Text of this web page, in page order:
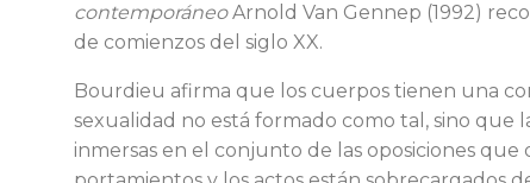
contemporáneoArnold Van Gennep (1992)
de co­mienzos del siglo XX.
Bourdieu afirma que los cuerpos tienen una
sexualidad no está formado como tal, sino que
inmersas en el conjunto de las oposicio­nes que